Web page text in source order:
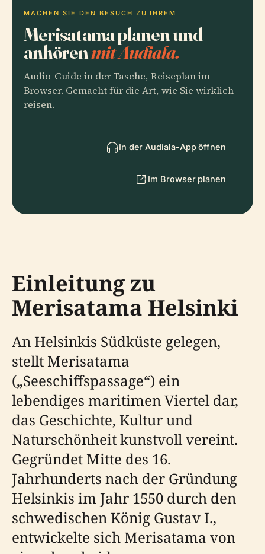
MACHEN SIE DEN BESUCH ZU IHREM
Merisatama planen und
anhörenmit Audiala.
Audio-Guide in der Tasche, Reiseplan im
Browser. Gemacht für die Art, wie Sie wirklich
reisen.
In der Audiala-App öffnen
Im Browser planen
Einleitung zu
Merisatama Helsinki
An Helsinkis Südküste gelegen,
stellt Merisatama
(„Seeschiffspassage“) ein
lebendiges maritimen Viertel dar,
das Geschichte, Kultur und
Naturschönheit kunstvoll vereint.
Gegründet Mitte des 16.
Jahrhunderts nach der Gründung
Helsinkis im Jahr 1550 durch den
schwedischen König Gustav I.,
entwickelte sich Merisatama von